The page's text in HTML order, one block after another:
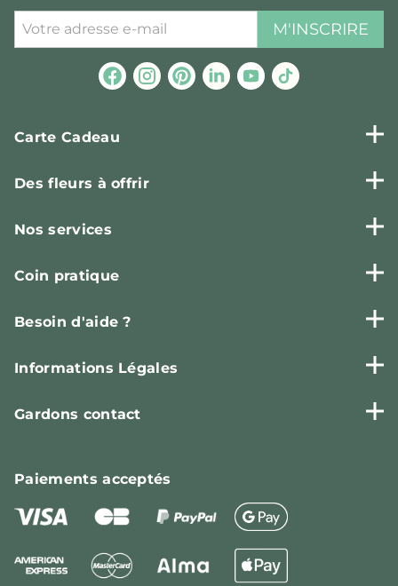
M'INSCRIRE
Carte Cadeau
Des fleurs à offrir
Nos services
Coin pratique
Besoin d'aide ?
Informations Légales
Gardons contact
Paiementsacceptés